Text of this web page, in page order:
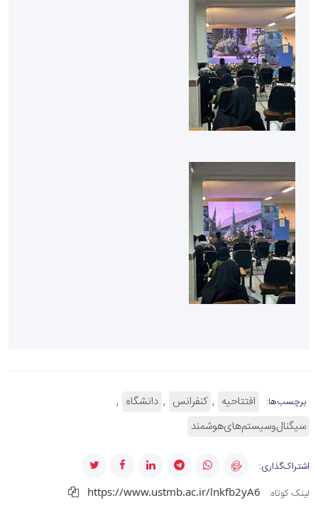
برچسب‌ها: افتتاحیه کنفرانس
دانشگاه
سیگنال‌وسیستم‌های‌هوشمند
اشتراک‌گذاری:
لینک کوتاه:
https://www.ustmb.ac.ir/lnkfb2yA6